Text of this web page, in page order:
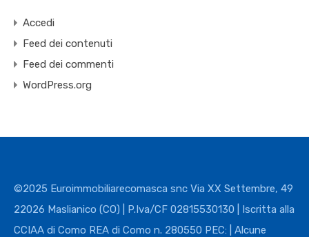
Accedi
Feed dei contenuti
Feed dei commenti
WordPress.org
©2025 Euroimmobiliarecomasca snc Via XX Settembre, 49
22026 Maslianico (CO) | P.Iva/CF 02815530130 | Iscritta alla
CCIAA di Como REA di Como n. 280550 PEC: | Alcune